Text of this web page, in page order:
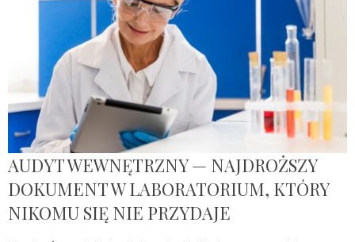
AUDYT WEWNĘTRZNY — NAJDROŻSZY
DOKUMENT W LABORATORIUM, KTÓRY
NIKOMU SIĘ NIE PRZYDAJE